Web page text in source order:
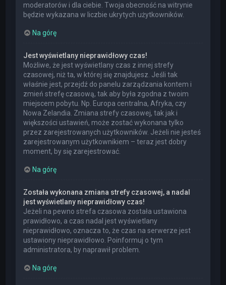
moderatorów i dla ciebie. Twoja obecność na witrynie
będzie wykazana w liczbie ukrytych użytkowników.
Na górę
Jest wyświetlany nieprawidłowy czas!
Możliwe, że jest wyświetlany czas z innej strefy
czasowej, niż ta, w której się znajdujesz. Jeśli tak
właśnie jest, przejdź do panelu zarządzania kontem i
zmień strefę czasową, tak aby była zgodna z twoim
miejscem pobytu. Np. Europa centralna, Afryka, czy
Nowa Zelandia. Zmiana strefy czasowej, tak jak i
większości ustawień, może zostać wykonana tylko
przez zarejestrowanych użytkowników. Jeżeli nie jesteś
zarejestrowanym użytkownikiem – teraz jest dobry
moment, by się zarejestrować.
Na górę
Została wykonana zmiana strefy czasowej, a nadal
jest wyświetlany nieprawidłowy czas!
Jeżeli na pewno strefa czasowa została ustawiona
prawidłowo, a czas nadal jest wyświetlany
nieprawidłowo, oznacza to, że czas na serwerze jest
ustawiony nieprawidłowo. Poinformuj o tym
administratora, by naprawił problem.
Na górę